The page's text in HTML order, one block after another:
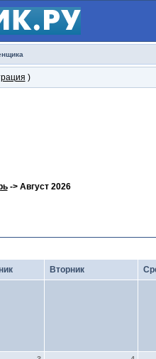
)
-> Август 2026
Вторник